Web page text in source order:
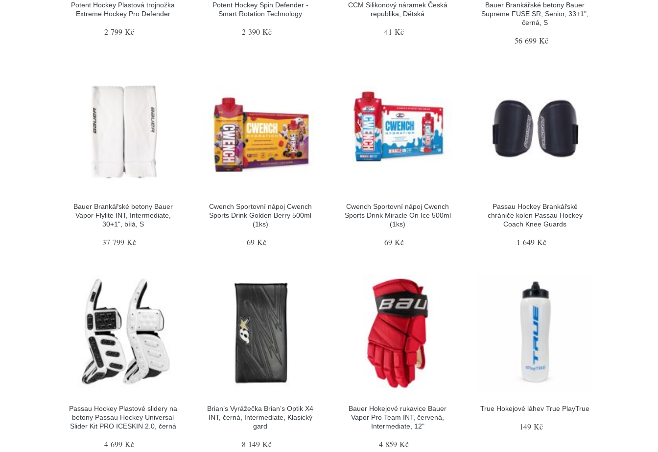
Potent Hockey Plastová trojnožka
Extreme Hockey Pro Defender
2 799 Kč
Potent Hockey Spin Defender -
Smart Rotation Technology
2 390 Kč
CCM Silikonový náramek Česká
republika, Dětská
41 Kč
Bauer Brankářské betony Bauer
Supreme FUSE SR, Senior, 33+1",
černá, S
56 699 Kč
Bauer Brankářské betony Bauer
Vapor Flylite INT, Intermediate,
30+1", bílá, S
37 799 Kč
Cwench Sportovní nápoj Cwench
Sports Drink Golden Berry 500ml
(1ks)
69 Kč
Cwench Sportovní nápoj Cwench
Sports Drink Miracle On Ice 500ml
(1ks)
69 Kč
Passau Hockey Brankářské
chrániče kolen Passau Hockey
Coach Knee Guards
1 649 Kč
Passau Hockey Plastové slidery na
betony Passau Hockey Universal
Slider Kit PRO ICESKIN 2.0, černá
4 699 Kč
Brian’s Vyrážečka Brian’s Optik X4
INT, černá, Intermediate, Klasický
gard
8 149 Kč
Bauer Hokejové rukavice Bauer
Vapor Pro Team INT, červená,
Intermediate, 12"
4 859 Kč
True Hokejové láhev True PlayTrue
149 Kč